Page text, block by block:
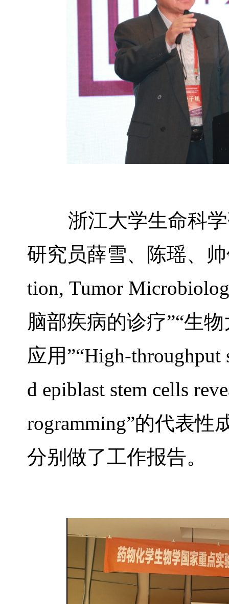
浙江大学生命科学
研究员薛雪、陈瑶、
tion, Tumor
脑部疾病的诊疗”“生物
应用”“High-throughput
d epiblast stem cells
rogramming”的代表性
分别做了工作报告。